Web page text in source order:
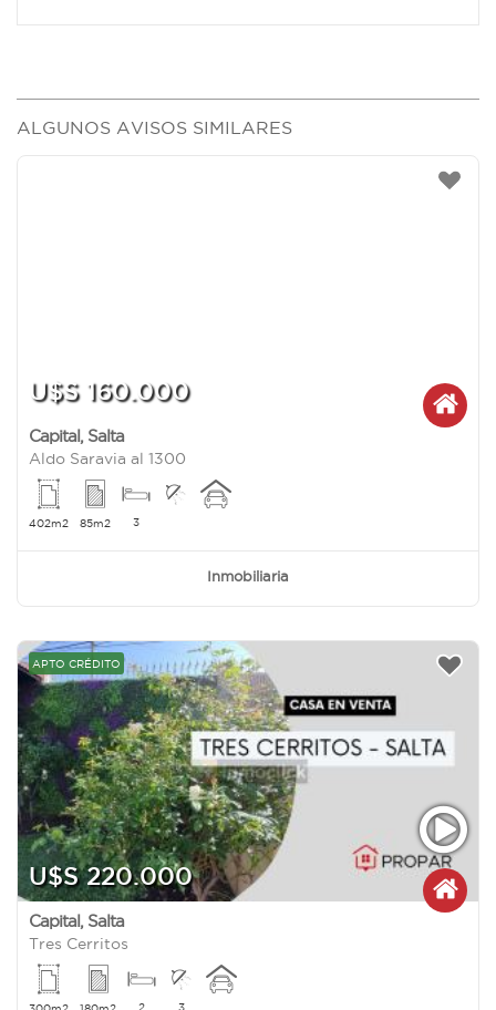
ALGUNOS AVISOS SIMILARES
U$S 160.000
Capital, Salta
Aldo Saravia al 1300
402m2 85m2 3
Inmobiliaria
APTO CRÉDITO
U$S 220.000
Capital, Salta
Tres Cerritos
2 3